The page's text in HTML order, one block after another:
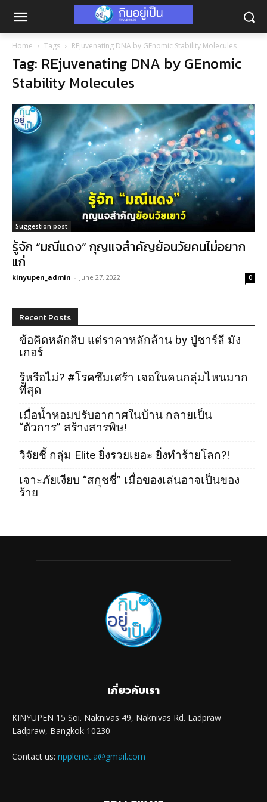
Home Tags REjuvenating DNA by GEnomic Stability Molecules
Tag: REjuvenating DNA by GEnomic
Stability Molecules
Suggestion post
รู้จัก “มณีแดง” กุญแจสำคัญย้อนวัยคนไม่อยาก
แก่
kinyupen_admin - June 27, 2022 0
Recent Posts
ข้อคิดหลักสิบ แต่ราคาหลักล้าน by ปู่ชาร์ลี มัง
เกอร์
รู้หรือไม่? #โรคซึมเศร้า เจอในคนกลุ่มไหนมาก
ที่สุด
เมื่อน้ำหอมปรับอากาศในบ้าน กลายเป็น
“ตัวการ” สร้างสารพิษ!
วิจัยชี้ กลุ่ม Elite ยิ่งรวยเยอะ ยิ่งทำร้ายโลก?!
เจาะภัยเงียบ “สกุชชี่” เมื่อของเล่นอาจเป็นของ
ร้าย
เกี่ยวกับเรา
KINYUPEN 15 Soi. Naknivas 49, Naknivas Rd. Ladpraw
Ladpraw, Bangkok 10230
Contact us: ripplenet.a@gmail.com